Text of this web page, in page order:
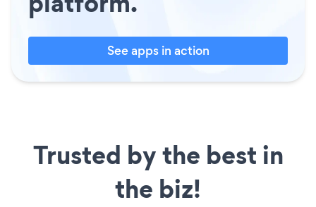
See apps in action
Trusted by the best in
the biz!